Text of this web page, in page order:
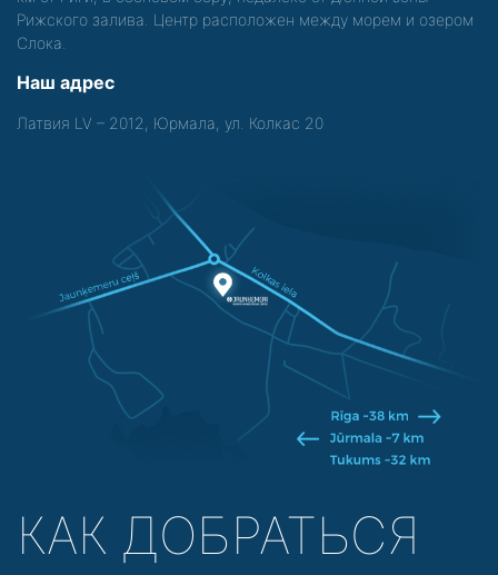
Рижского залива. Центр расположен между морем и озером
Слока.
Наш адрес
Латвия LV – 2012, Юрмала, ул. Колкас 20
КАК ДОБРАТЬСЯ